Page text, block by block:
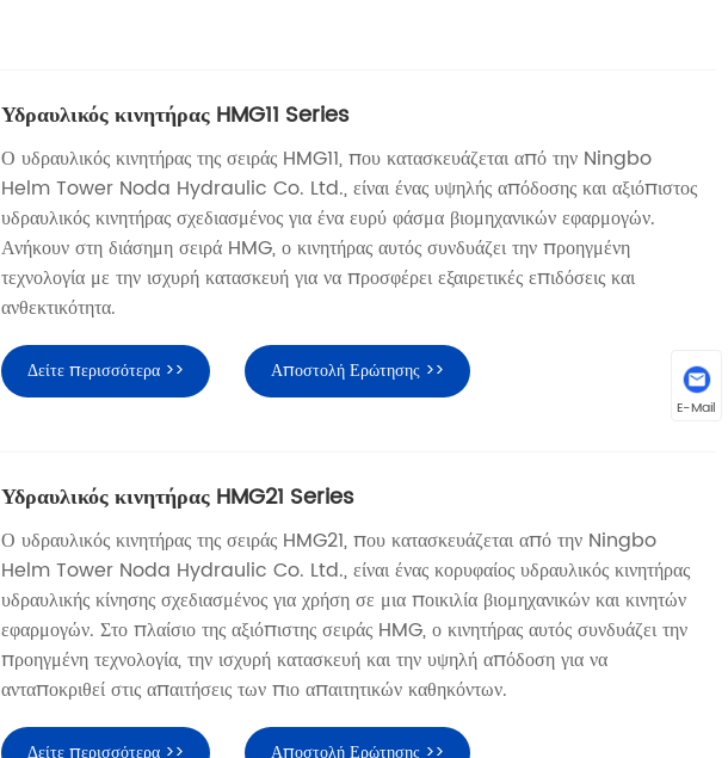
Υδραυλικός κινητήρας HMG11 Series
Ο υδραυλικός κινητήρας της σειράς HMG11, που κατασκευάζεται από την Ningbo
Helm Tower Noda Hydraulic Co. Ltd., είναι ένας υψηλής απόδοσης και αξιόπιστος
υδραυλικός κινητήρας σχεδιασμένος για ένα ευρύ φάσμα βιομηχανικών εφαρμογών.
Ανήκουν στη διάσημη σειρά HMG, ο κινητήρας αυτός συνδυάζει την προηγμένη
τεχνολογία με την ισχυρή κατασκευή για να προσφέρει εξαιρετικές επιδόσεις και
ανθεκτικότητα.
Δείτε περισσότερα >> Αποστολή Ερώτησης >>
Υδραυλικός κινητήρας HMG21 Series
Ο υδραυλικός κινητήρας της σειράς HMG21, που κατασκευάζεται από την Ningbo
Helm Tower Noda Hydraulic Co. Ltd., είναι ένας κορυφαίος υδραυλικός κινητήρας
υδραυλικής κίνησης σχεδιασμένος για χρήση σε μια ποικιλία βιομηχανικών και κινητών
εφαρμογών. Στο πλαίσιο της αξιόπιστης σειράς HMG, ο κινητήρας αυτός συνδυάζει την
προηγμένη τεχνολογία, την ισχυρή κατασκευή και την υψηλή απόδοση για να
ανταποκριθεί στις απαιτήσεις των πιο απαιτητικών καθηκόντων.
E-Mail